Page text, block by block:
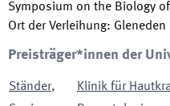
Symposium on the Biology
Ort der Verleihung: Gleneden
Preisträger*innen der
Ständer,
Klinik für